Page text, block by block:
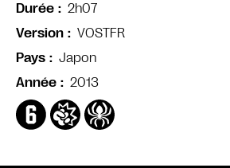
Durée
2h07
Version
VOSTFR
Pays
Japon
Année
2013